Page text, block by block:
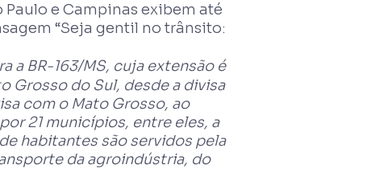
e Campinas exibem até
“Seja gentil no trânsito:
a BR-163/MS, cuja extensão é
Grosso do Sul, desde a divisa
com o Mato Grosso, ao
21 municípios, entre eles, a
habitantes são servidos pela
da agroindústria, do